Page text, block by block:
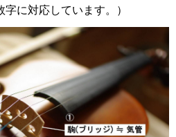
字に対応しています。）